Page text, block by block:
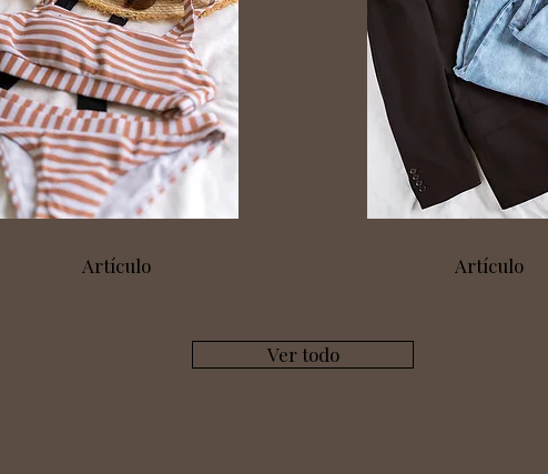
Artículo Artículo
Ver todo